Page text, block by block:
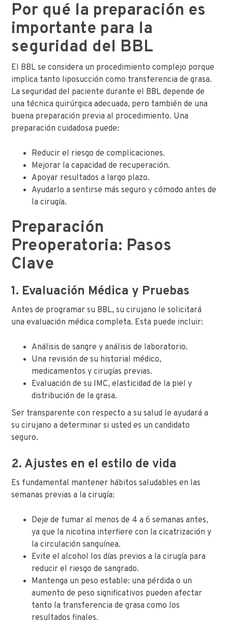
Por qué la preparación es
importante para la
seguridad del BBL
El BBL se considera un procedimiento complejo porque
implica tanto liposucción como transferencia de grasa.
La seguridad del paciente durante el BBL depende de
una técnica quirúrgica adecuada, pero también de una
buena preparación previa al procedimiento. Una
preparación cuidadosa puede:
Reducir el riesgo de complicaciones.
Mejorar la capacidad de recuperación.
Apoyar resultados a largo plazo.
Ayudarlo a sentirse más seguro y cómodo antes de
la cirugía.
Preparación
Preoperatoria: Pasos
Clave
1. Evaluación Médica y Pruebas
Antes de programar su BBL, su cirujano le solicitará
una evaluación médica completa. Esta puede incluir:
Análisis de sangre y análisis de laboratorio.
Una revisión de su historial médico,
medicamentos y cirugías previas.
Evaluación de su IMC, elasticidad de la piel y
distribución de la grasa.
Ser transparente con respecto a su salud le ayudará a
su cirujano a determinar si usted es un candidato
seguro.
2. Ajustes en el estilo de vida
Es fundamental mantener hábitos saludables en las
semanas previas a la cirugía:
Deje de fumar al menos de 4 a 6 semanas antes,
ya que la nicotina interfiere con la cicatrización y
la circulación sanguínea.
Evite el alcohol los días previos a la cirugía para
reducir el riesgo de sangrado.
Mantenga un peso estable: una pérdida o un
aumento de peso significativos pueden afectar
tanto la transferencia de grasa como los
resultados finales.